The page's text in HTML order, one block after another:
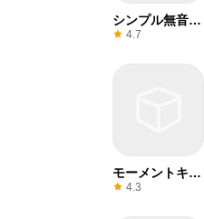
シンプル無音カ
メラ
4.7
モーメントキャ
ム 4.3